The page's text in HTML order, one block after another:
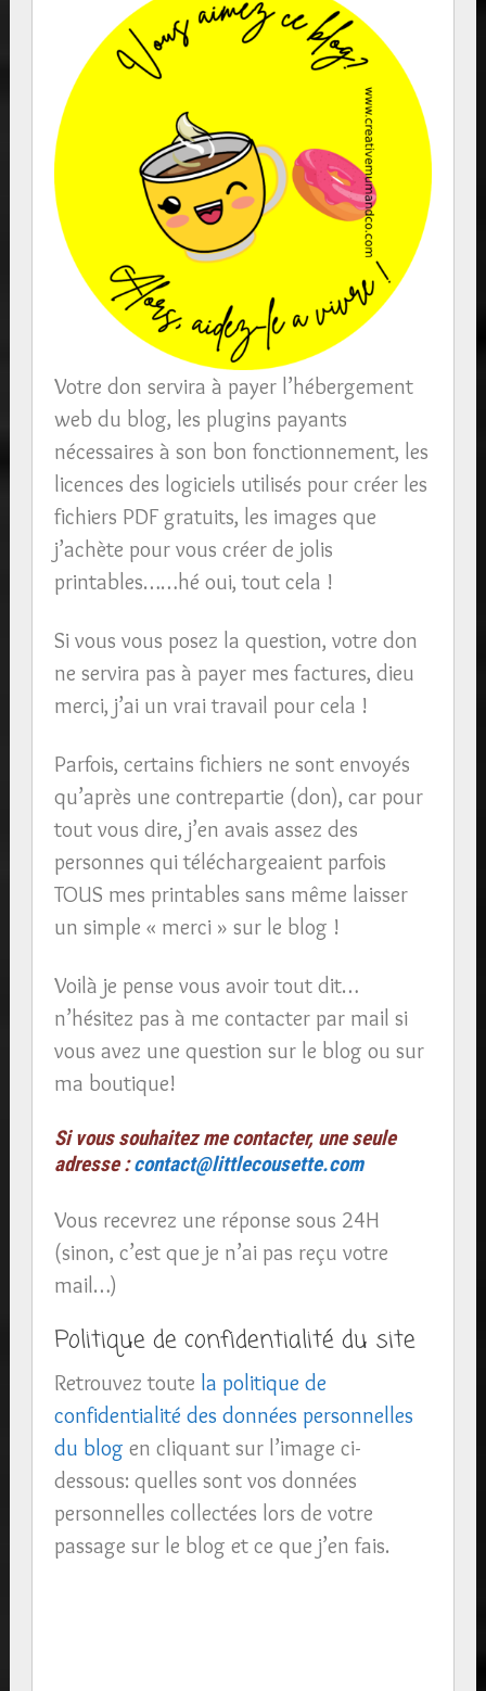
Votre don servira à payer l’hébergement
web du blog, les plugins payants
nécessaires à son bon fonctionnement, les
licences des logiciels utilisés pour créer les
fichiers PDF gratuits, les images que
j’achète pour vous créer de jolis
printables……hé oui, tout cela !
Si vous vous posez la question, votre don
ne servira pas à payer mes factures, dieu
merci, j’ai un vrai travail pour cela !
Parfois, certains fichiers ne sont envoyés
qu’après une contrepartie (don), car pour
tout vous dire, j’en avais assez des
personnes qui téléchargeaient parfois
TOUS mes printables sans même laisser
un simple « merci » sur le blog !
Voilà je pense vous avoir tout dit…
n’hésitez pas à me contacter par mail si
vous avez une question sur le blog ou sur
ma boutique!
Si vous souhaitez me contacter, une seule
adresse :contact@littlecousette.com
Vous recevrez une réponse sous 24H
(sinon, c’est que je n’ai pas reçu votre
mail…)
Politique de confidentialité du site
Retrouvez toute la politique de
confidentialité des données personnelles
du blog en cliquant sur l’image ci-
dessous: quelles sont vos données
personnelles collectées lors de votre
passage sur le blog et ce que j’en fais.